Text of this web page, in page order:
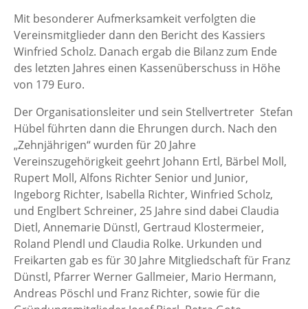
Mit besonderer Aufmerksamkeit verfolgten die
Vereinsmitglieder dann den Bericht des Kassiers
Winfried Scholz. Danach ergab die Bilanz zum Ende
des letzten Jahres einen Kassenüberschuss in Höhe
von 179 Euro.
Der Organisationsleiter und sein Stellvertreter Stefan
Hübel führten dann die Ehrungen durch. Nach den
„Zehnjährigen“ wurden für 20 Jahre
Vereinszugehörigkeit geehrt Johann Ertl, Bärbel Moll,
Rupert Moll, Alfons Richter Senior und Junior,
Ingeborg Richter, Isabella Richter, Winfried Scholz,
und Englbert Schreiner, 25 Jahre sind dabei Claudia
Dietl, Annemarie Dünstl, Gertraud Klostermeier,
Roland Plendl und Claudia Rolke. Urkunden und
Freikarten gab es für 30 Jahre Mitgliedschaft für Franz
Dünstl, Pfarrer Werner Gallmeier, Mario Hermann,
Andreas Pöschl und Franz Richter, sowie für die